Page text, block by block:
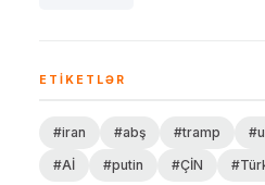
ETIKETLƏR
#iran #abş #tramp
#Aİ
#putin #ÇİN